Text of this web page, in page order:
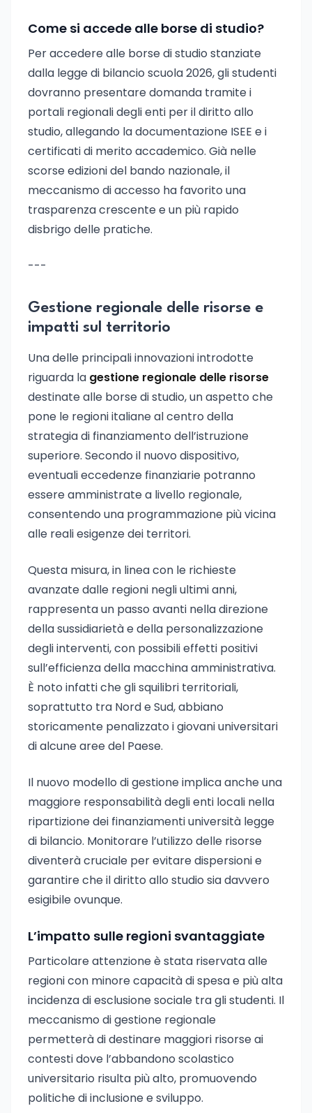
Come si accede alle borse di studio?
Per accedere alle borse di studio stanziate
dalla legge di bilancio scuola 2026, gli studenti
dovranno presentare domanda tramite i
portali regionali degli enti per il diritto allo
studio, allegando la documentazione ISEE e i
certificati di merito accademico. Già nelle
scorse edizioni del bando nazionale, il
meccanismo di accesso ha favorito una
trasparenza crescente e un più rapido
disbrigo delle pratiche.
---
Gestione regionale delle risorse e
impatti sul territorio
Una delle principali innovazioni introdotte
riguarda la gestione regionale delle risorse
destinate alle borse di studio, un aspetto che
pone le regioni italiane al centro della
strategia di finanziamento dell’istruzione
superiore. Secondo il nuovo dispositivo,
eventuali eccedenze finanziarie potranno
essere amministrate a livello regionale,
consentendo una programmazione più vicina
alle reali esigenze dei territori.
Questa misura, in linea con le richieste
avanzate dalle regioni negli ultimi anni,
rappresenta un passo avanti nella direzione
della sussidiarietà e della personalizzazione
degli interventi, con possibili effetti positivi
sull’efficienza della macchina amministrativa.
È noto infatti che gli squilibri territoriali,
soprattutto tra Nord e Sud, abbiano
storicamente penalizzato i giovani universitari
di alcune aree del Paese.
Il nuovo modello di gestione implica anche una
maggiore responsabilità degli enti locali nella
ripartizione dei finanziamenti università legge
di bilancio. Monitorare l’utilizzo delle risorse
diventerà cruciale per evitare dispersioni e
garantire che il diritto allo studio sia davvero
esigibile ovunque.
L’impatto sulle regioni svantaggiate
Particolare attenzione è stata riservata alle
regioni con minore capacità di spesa e più alta
incidenza di esclusione sociale tra gli studenti. Il
meccanismo di gestione regionale
permetterà di destinare maggiori risorse ai
contesti dove l’abbandono scolastico
universitario risulta più alto, promuovendo
politiche di inclusione e sviluppo.